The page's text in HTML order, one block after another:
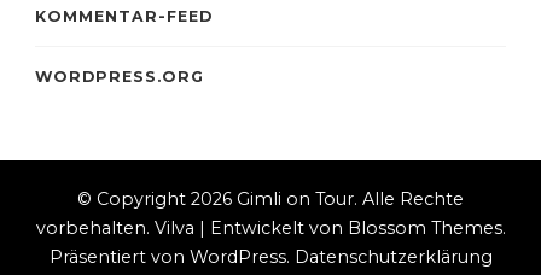
KOMMENTAR-FEED
WORDPRESS.ORG
© Copyright 2026 Gimli on Tour. Alle Rechte
vorbehalten. Vilva | Entwickelt von Blossom Themes.
Präsentiert von WordPress. Datenschutzerklärung